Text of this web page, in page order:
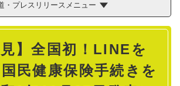
・プレスリリースメニュー
見】全国初！LINEを
民健康保険手続きを